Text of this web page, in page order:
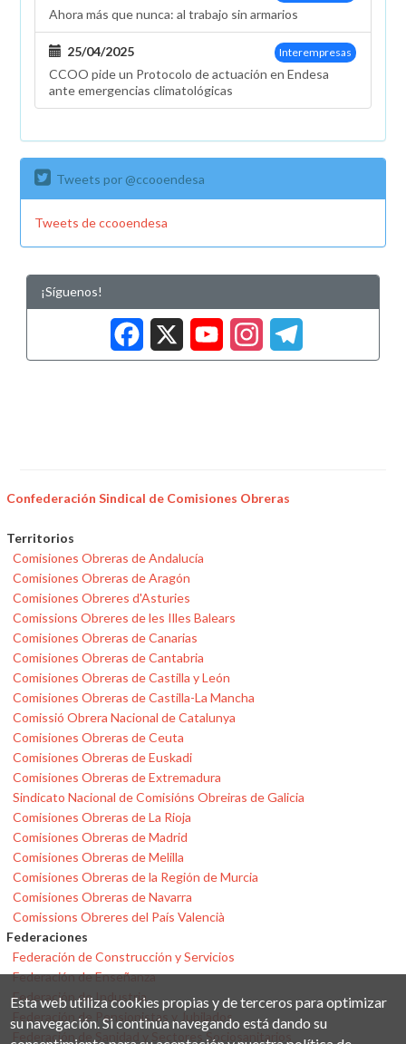
Ahora más que nunca: al trabajo sin armarios
Interempresas
25/04/2025
CCOO pide un Protocolo de actuación en Endesa
ante emergencias climatológicas
Tweets por @ccooendesa
Tweets de ccooendesa
¡Síguenos!
Facebook
X
Confederación Sindical de Comisiones Obreras
Territorios
Comisiones Obreras de Andalucía
Comisiones Obreras de Aragón
Comisiones Obreres d'Asturies
Comissions Obreres de les Illes Balears
Comisiones Obreras de Canarias
Comisiones Obreras de Cantabria
Comisiones Obreras de Castilla y León
Comisiones Obreras de Castilla-La Mancha
Comissió Obrera Nacional de Catalunya
Comisiones Obreras de Ceuta
Comisiones Obreras de Euskadi
Comisiones Obreras de Extremadura
Sindicato Nacional de Comisións Obreiras de Galicia
Comisiones Obreras de La Rioja
Comisiones Obreras de Madrid
Comisiones Obreras de Melilla
Comisiones Obreras de la Región de Murcia
Comisiones Obreras de Navarra
Comissions Obreres del País Valencià
Federaciones
Federación de Construcción y Servicios
Federación de Enseñanza
Federación de Industria
Federación de Pensionistas y Jubilados
Federación de Sanidad y Sectores Sociosanitarios
Esta web utiliza cookies propias y de terceros para optimizar
su navegación. Si continúa navegando está dando su